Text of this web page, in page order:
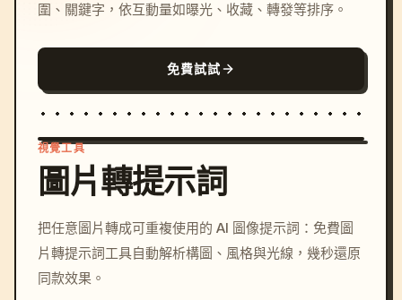
圍、關鍵字，依互動量如曝光、收藏、轉發等排序。
免費試試
c, cyberpunk sunset, neon
colors, 8k --v 6.0
視覺工具
圖片轉提示詞
把任意圖片轉成可重複使用的 AI 圖像提示詞：免費圖
片轉提示詞工具自動解析構圖、風格與光線，幾秒還原
同款效果。